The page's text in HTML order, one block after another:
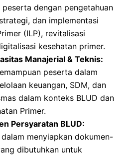
peserta dengan pengetahuan
dan implementasi
(ILP), revitalisasi
kesehatan primer.
Manajerial & Teknis:
peserta dalam
keuangan, SDM, dan
dalam konteks BLUD dan
Primer.
Persyaratan BLUD:
menyiapkan dokumen-
dibutuhkan untuk